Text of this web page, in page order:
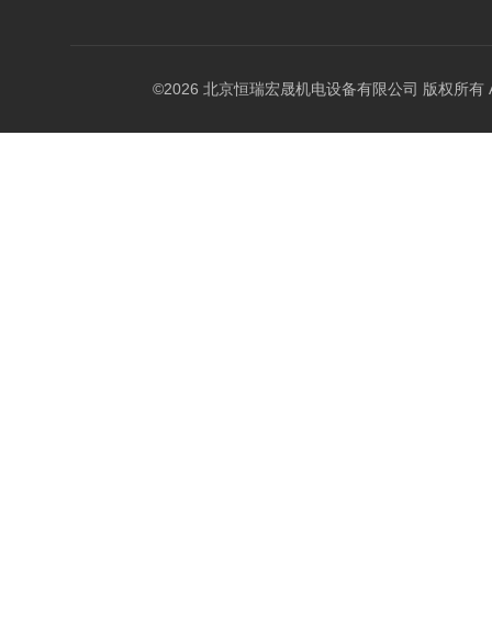
©2026 北京恒瑞宏晟机电设备有限公司 版权所有